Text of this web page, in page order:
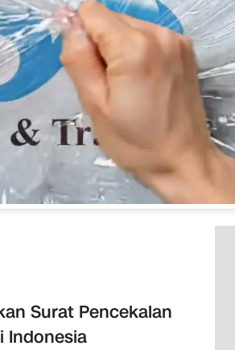
Surat Pencekalan
Indonesia